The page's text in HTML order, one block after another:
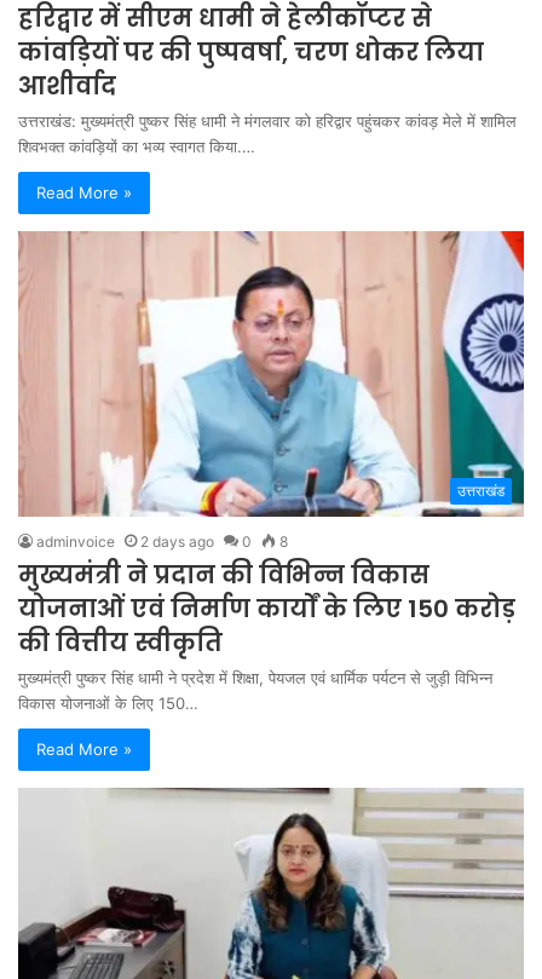
हरिद्वार में सीएम धामी ने हेलीकॉप्टर से
कांवड़ियों पर की पुष्पवर्षा, चरण धोकर लिया
आशीर्वाद
उत्तराखंड: मुख्यमंत्री पुष्कर सिंह धामी ने मंगलवार को हरिद्वार पहुंचकर कांवड़ मेले में शामिल
शिवभक्त कांवड़ियों का भव्य स्वागत किया.…
Read More »
उत्तराखंड
adminvoice 2 days ago 0 8
मुख्यमंत्री ने प्रदान की विभिन्न विकास
योजनाओं एवं निर्माण कार्यों के लिए 150 करोड़
की वित्तीय स्वीकृति
मुख्यमंत्री पुष्कर सिंह धामी ने प्रदेश में शिक्षा, पेयजल एवं धार्मिक पर्यटन से जुड़ी विभिन्न
विकास योजनाओं के लिए 150…
Read More »